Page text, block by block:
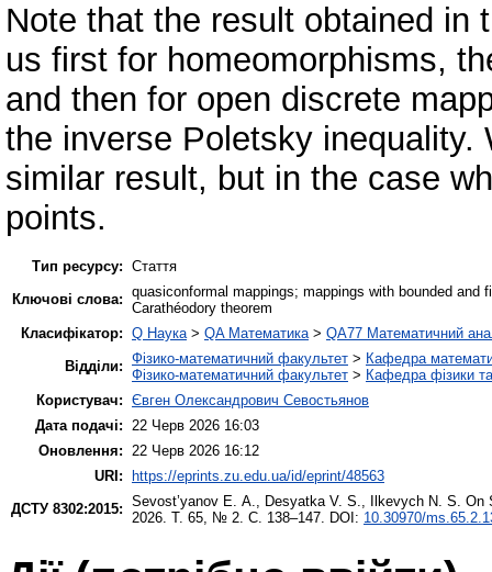
Note that the result obtained in
us first for homeomorphisms,
and then for open discrete
the inverse Poletsky
similar result, but in the case
points.
Тип ресурсу: Стаття
Ключові слова: quasiconformal mappings; mappings with bounded
Carathéodory theorem
Класифікатор: Q Наука> QA Математика> QA77 Математичний
Відділи: Фізико-математичний факультет > Кафедра
Фізико-математичний факультет > Кафедра фізики
Користувач: Євген Олександрович Севостьянов
Дата подачі: 22 Черв 2026 16:03
Оновлення: 22 Черв 2026 16:12
URI:
https://eprints.zu.edu.ua/id/eprint/48563
ДСТУ 8302:2015: Sevost’yanov Е. А., Desyatka V. S., Ilkevych N. S. On
2026. Т. 65, № 2. С. 138–147. DOI: 10.30970/